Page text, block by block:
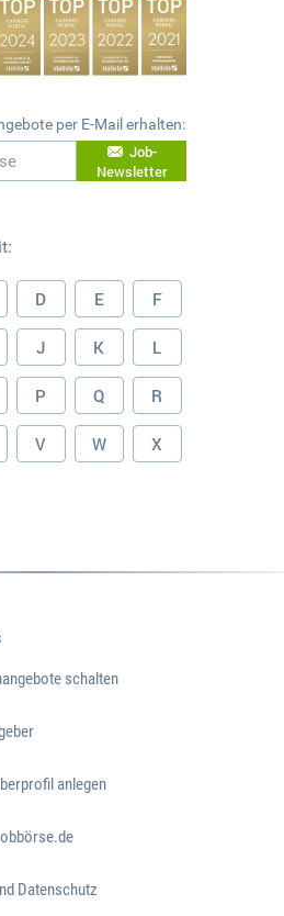
per E-Mail erhalten:
Job-
Newsletter
D E F
J K L
P Q R
V W X
schalten
anlegen
Datenschutz